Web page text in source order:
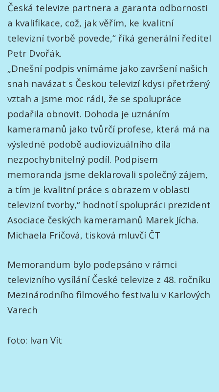
Česká televize partnera a garanta odbornosti
a kvalifikace, což, jak věřím, ke kvalitní
televizní tvorbě povede,“ říká generální ředitel
Petr Dvořák.
„Dnešní podpis vnímáme jako završení našich
snah navázat s Českou televizí kdysi přetržený
vztah a jsme moc rádi, že se spolupráce
podařila obnovit. Dohoda je uznáním
kameramanů jako tvůrčí profese, která má na
výsledné podobě audiovizuálního díla
nezpochybnitelný podíl. Podpisem
memoranda jsme deklarovali společný zájem,
a tím je kvalitní práce s obrazem v oblasti
televizní tvorby,“ hodnotí spolupráci prezident
Asociace českých kameramanů Marek Jícha.
Michaela Fričová, tisková mluvčí ČT
Memorandum bylo podepsáno v rámci
televizního vysílání České televize z 48. ročníku
Mezinárodního filmového festivalu v Karlových
Varech
foto: Ivan Vít